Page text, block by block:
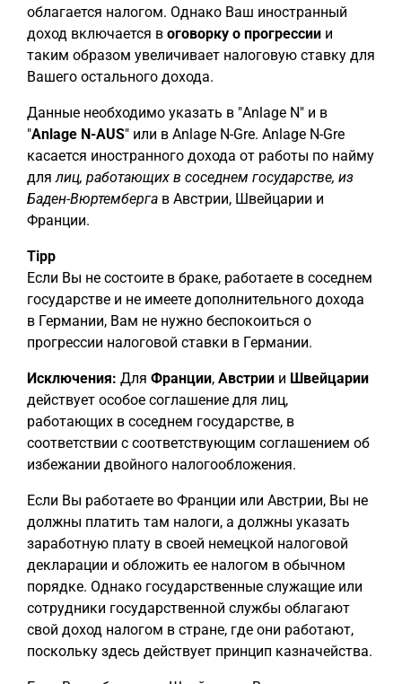
облагается налогом. Однако Ваш иностранный
доход включается в оговорку о прогрессии и
таким образом увеличивает налоговую ставку для
Вашего остального дохода.
Данные необходимо указать в "Anlage N" и в
"Anlage N-AUS" или в Anlage N-Gre. Anlage N-Gre
касается иностранного дохода от работы по найму
длялиц, работающих в соседнем государстве, из
Баден-Вюртемберга в Австрии, Швейцарии и
Франции.
Tipp
Если Вы не состоите в браке, работаете в соседнем
государстве и не имеете дополнительного дохода
в Германии, Вам не нужно беспокоиться о
прогрессии налоговой ставки в Германии.
Исключения: Для Франции, Австрии и Швейцарии
действует особое соглашение для лиц,
работающих в соседнем государстве, в
соответствии с соответствующим соглашением об
избежании двойного налогообложения.
Если Вы работаете во Франции или Австрии, Вы не
должны платить там налоги, а должны указать
заработную плату в своей немецкой налоговой
декларации и обложить ее налогом в обычном
порядке. Однако государственные служащие или
сотрудники государственной службы облагают
свой доход налогом в стране, где они работают,
поскольку здесь действует принцип казначейства.